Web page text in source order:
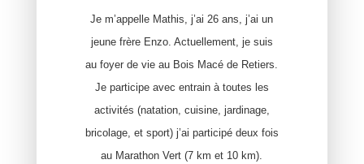
Je m’appelle Mathis, j’ai 26 ans, j’ai un
jeune frère Enzo. Actuellement, je suis
au foyer de vie au Bois Macé de Retiers.
Je participe avec entrain à toutes les
activités (natation, cuisine, jardinage,
bricolage, et sport) j’ai participé deux fois
au Marathon Vert (7 km et 10 km).